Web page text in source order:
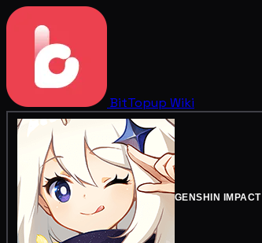
BitTopup Wiki
GENSHIN IMPACT